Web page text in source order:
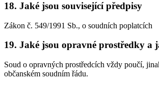
18. Jaké jsou související předpisy
Zákon č. 549/1991 Sb., o soudních poplatcích
19. Jaké jsou opravné prostředky a
Soud o opravných prostředcích vždy poučí,
občanském soudním řádu.